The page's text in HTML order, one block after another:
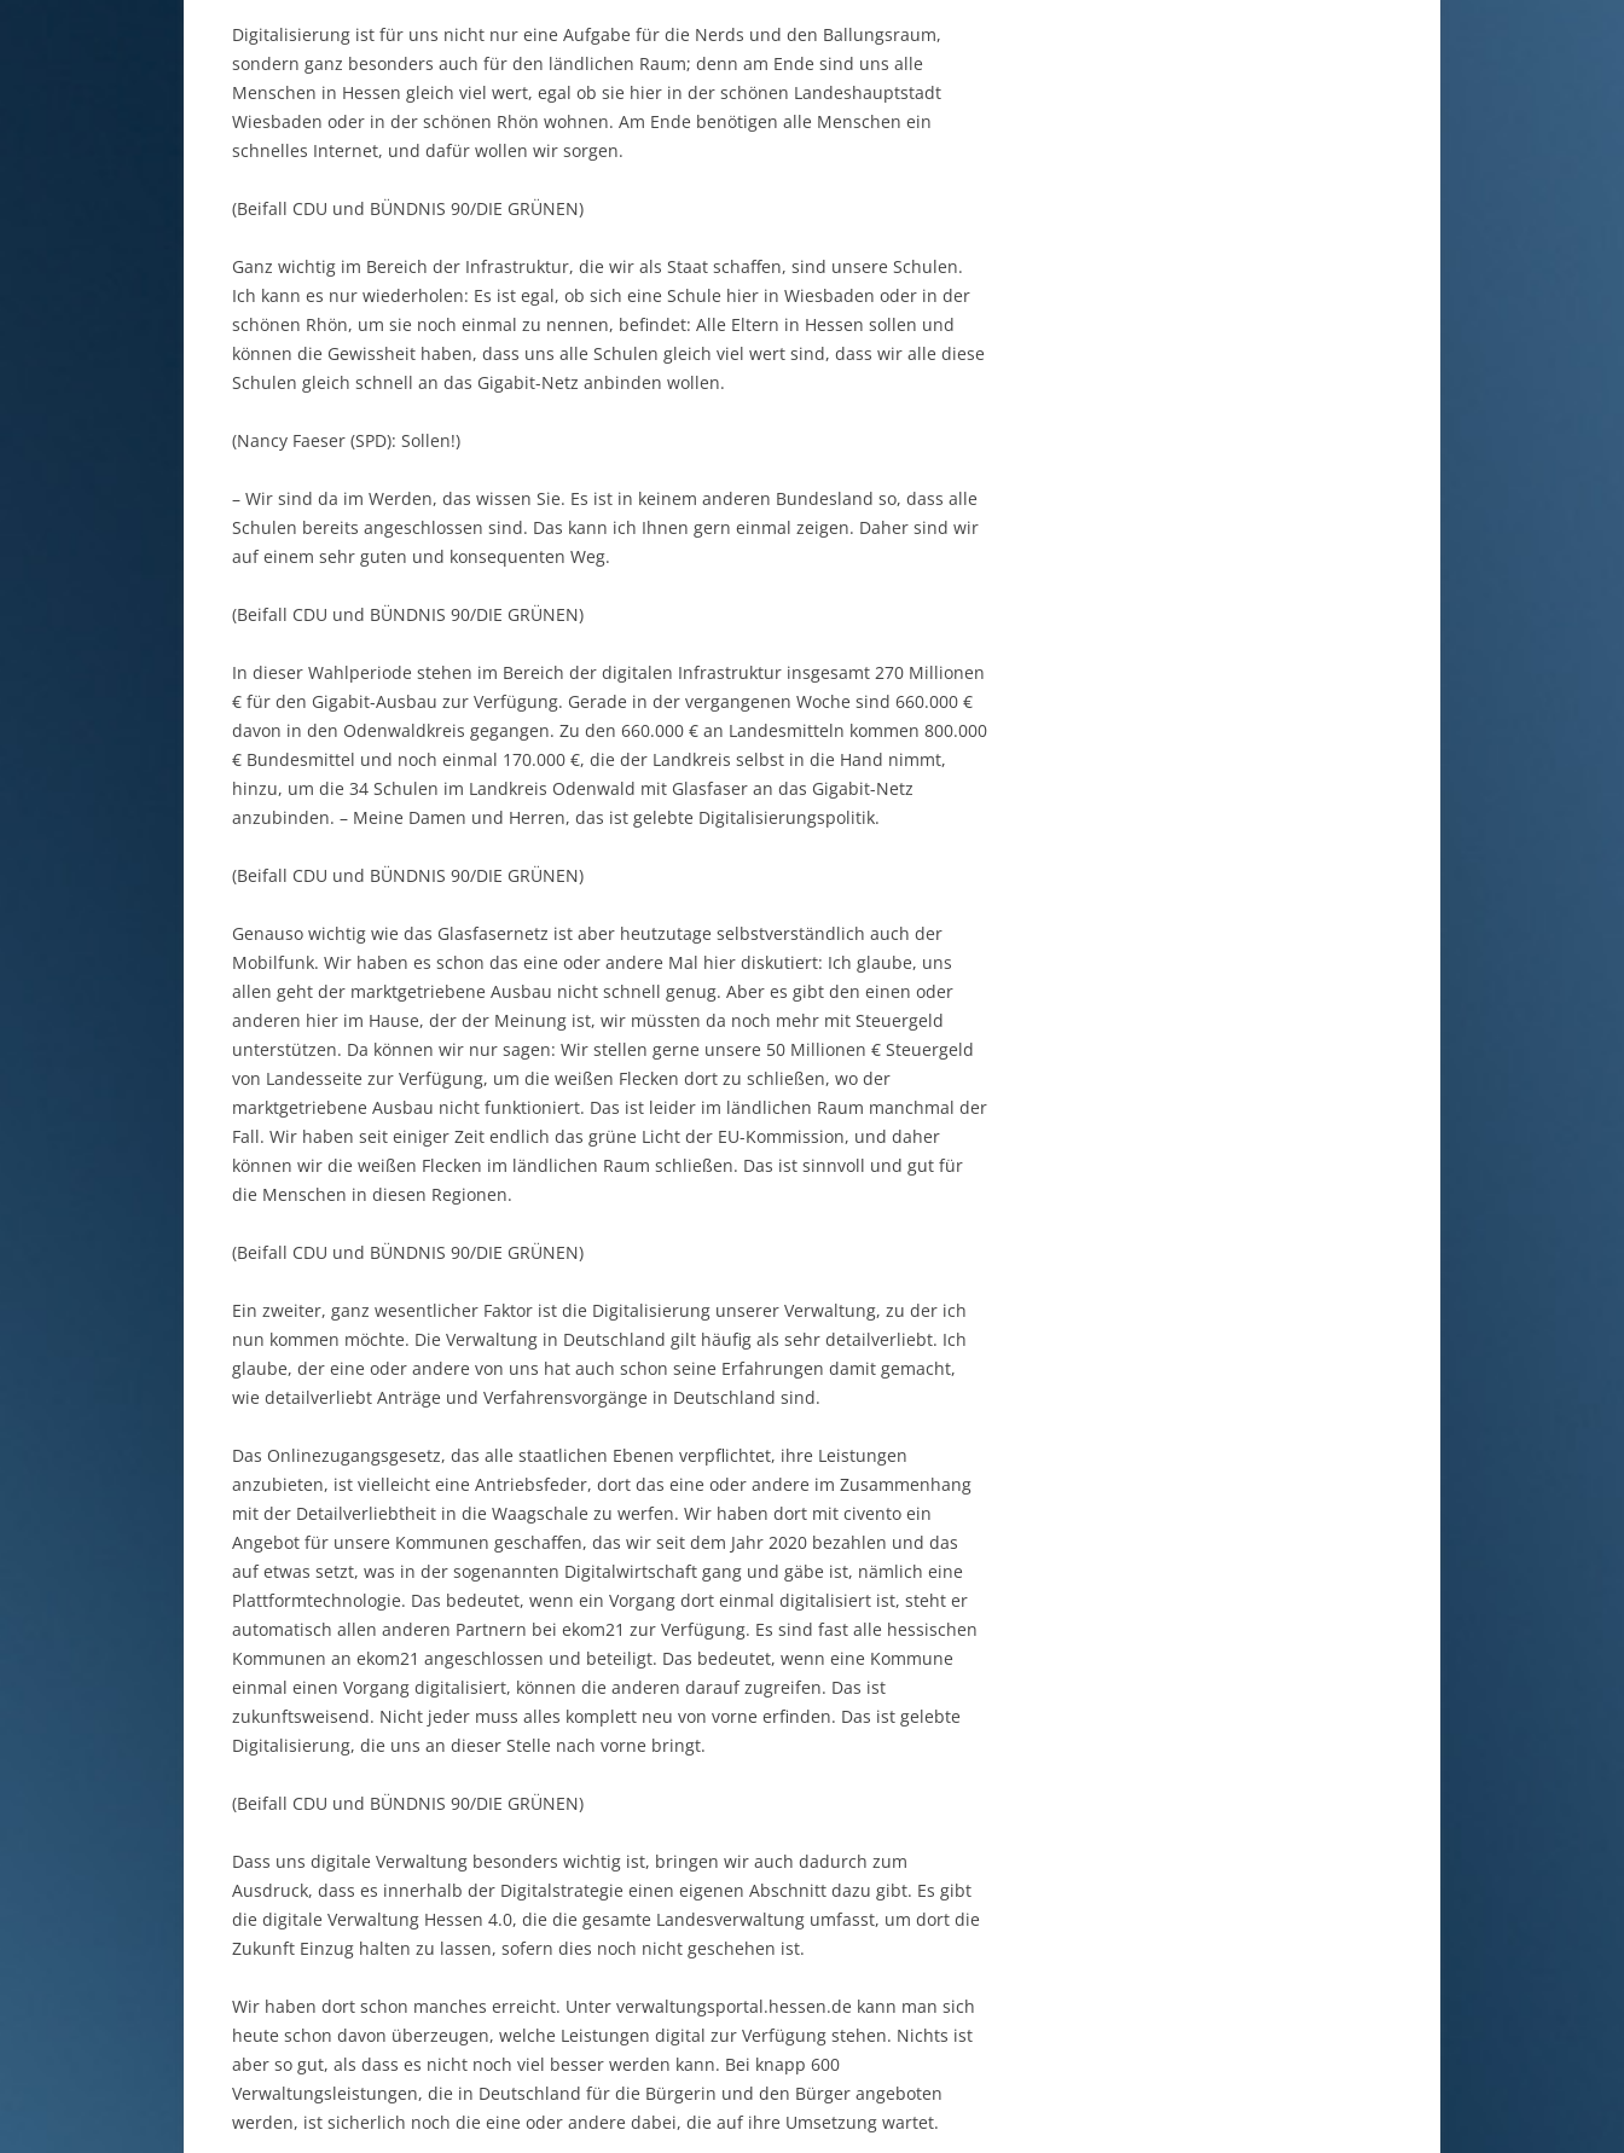
Digitalisierung ist für uns nicht nur eine Aufgabe für die Nerds und den Ballungsraum,
sondern ganz besonders auch für den ländlichen Raum; denn am Ende sind uns alle
Menschen in Hessen gleich viel wert, egal ob sie hier in der schönen Landeshauptstadt
Wiesbaden oder in der schönen Rhön wohnen. Am Ende benötigen alle Menschen ein
schnelles Internet, und dafür wollen wir sorgen.
(Beifall CDU und BÜNDNIS 90/DIE GRÜNEN)
Ganz wichtig im Bereich der Infrastruktur, die wir als Staat schaffen, sind unsere Schulen.
Ich kann es nur wiederholen: Es ist egal, ob sich eine Schule hier in Wiesbaden oder in der
schönen Rhön, um sie noch einmal zu nennen, befindet: Alle Eltern in Hessen sollen und
können die Gewissheit haben, dass uns alle Schulen gleich viel wert sind, dass wir alle diese
Schulen gleich schnell an das Gigabit-Netz anbinden wollen.
(Nancy Faeser (SPD): Sollen!)
– Wir sind da im Werden, das wissen Sie. Es ist in keinem anderen Bundesland so, dass alle
Schulen bereits angeschlossen sind. Das kann ich Ihnen gern einmal zeigen. Daher sind wir
auf einem sehr guten und konsequenten Weg.
(Beifall CDU und BÜNDNIS 90/DIE GRÜNEN)
In dieser Wahlperiode stehen im Bereich der digitalen Infrastruktur insgesamt 270 Millionen
€ für den Gigabit-Ausbau zur Verfügung. Gerade in der vergangenen Woche sind 660.000 €
davon in den Odenwaldkreis gegangen. Zu den 660.000 € an Landesmitteln kommen 800.000
€ Bundesmittel und noch einmal 170.000 €, die der Landkreis selbst in die Hand nimmt,
hinzu, um die 34 Schulen im Landkreis Odenwald mit Glasfaser an das Gigabit-Netz
anzubinden. – Meine Damen und Herren, das ist gelebte Digitalisierungspolitik.
(Beifall CDU und BÜNDNIS 90/DIE GRÜNEN)
Genauso wichtig wie das Glasfasernetz ist aber heutzutage selbstverständlich auch der
Mobilfunk. Wir haben es schon das eine oder andere Mal hier diskutiert: Ich glaube, uns
allen geht der marktgetriebene Ausbau nicht schnell genug. Aber es gibt den einen oder
anderen hier im Hause, der der Meinung ist, wir müssten da noch mehr mit Steuergeld
unterstützen. Da können wir nur sagen: Wir stellen gerne unsere 50 Millionen € Steuergeld
von Landesseite zur Verfügung, um die weißen Flecken dort zu schließen, wo der
marktgetriebene Ausbau nicht funktioniert. Das ist leider im ländlichen Raum manchmal der
Fall. Wir haben seit einiger Zeit endlich das grüne Licht der EU-Kommission, und daher
können wir die weißen Flecken im ländlichen Raum schließen. Das ist sinnvoll und gut für
die Menschen in diesen Regionen.
(Beifall CDU und BÜNDNIS 90/DIE GRÜNEN)
Ein zweiter, ganz wesentlicher Faktor ist die Digitalisierung unserer Verwaltung, zu der ich
nun kommen möchte. Die Verwaltung in Deutschland gilt häufig als sehr detailverliebt. Ich
glaube, der eine oder andere von uns hat auch schon seine Erfahrungen damit gemacht,
wie detailverliebt Anträge und Verfahrensvorgänge in Deutschland sind.
Das Onlinezugangsgesetz, das alle staatlichen Ebenen verpflichtet, ihre Leistungen
anzubieten, ist vielleicht eine Antriebsfeder, dort das eine oder andere im Zusammenhang
mit der Detailverliebtheit in die Waagschale zu werfen. Wir haben dort mit civento ein
Angebot für unsere Kommunen geschaffen, das wir seit dem Jahr 2020 bezahlen und das
auf etwas setzt, was in der sogenannten Digitalwirtschaft gang und gäbe ist, nämlich eine
Plattformtechnologie. Das bedeutet, wenn ein Vorgang dort einmal digitalisiert ist, steht er
automatisch allen anderen Partnern bei ekom21 zur Verfügung. Es sind fast alle hessischen
Kommunen an ekom21 angeschlossen und beteiligt. Das bedeutet, wenn eine Kommune
einmal einen Vorgang digitalisiert, können die anderen darauf zugreifen. Das ist
zukunftsweisend. Nicht jeder muss alles komplett neu von vorne erfinden. Das ist gelebte
Digitalisierung, die uns an dieser Stelle nach vorne bringt.
(Beifall CDU und BÜNDNIS 90/DIE GRÜNEN)
Dass uns digitale Verwaltung besonders wichtig ist, bringen wir auch dadurch zum
Ausdruck, dass es innerhalb der Digitalstrategie einen eigenen Abschnitt dazu gibt. Es gibt
die digitale Verwaltung Hessen 4.0, die die gesamte Landesverwaltung umfasst, um dort die
Zukunft Einzug halten zu lassen, sofern dies noch nicht geschehen ist.
Wir haben dort schon manches erreicht. Unter verwaltungsportal.hessen.de kann man sich
heute schon davon überzeugen, welche Leistungen digital zur Verfügung stehen. Nichts ist
aber so gut, als dass es nicht noch viel besser werden kann. Bei knapp 600
Verwaltungsleistungen, die in Deutschland für die Bürgerin und den Bürger angeboten
werden, ist sicherlich noch die eine oder andere dabei, die auf ihre Umsetzung wartet.